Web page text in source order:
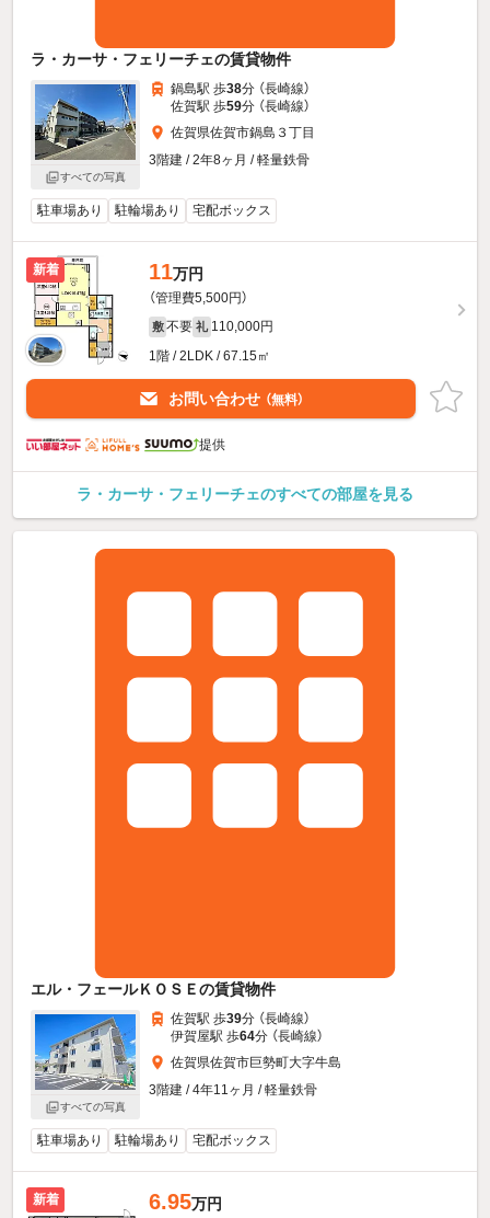
ラ・カーサ・フェリーチェの賃貸物件
すべての写真
鍋島駅 歩38分 （長崎線）
佐賀駅 歩59分 （長崎線）
佐賀県佐賀市鍋島３丁目
3階建 / 2年8ヶ月 / 軽量鉄骨
駐車場あり 駐輪場あり 宅配ボックス
新着 11万円
（管理費5,500円）
敷 不要 礼 110,000円
1階 / 2LDK / 67.15㎡
お問い合わせ （無料）
提供
ラ・カーサ・フェリーチェのすべての部屋を見る
エル・フェールＫＯＳＥの賃貸物件
すべての写真
佐賀駅 歩39分 （長崎線）
伊賀屋駅 歩64分 （長崎線）
佐賀県佐賀市巨勢町大字牛島
3階建 / 4年11ヶ月 / 軽量鉄骨
駐車場あり 駐輪場あり 宅配ボックス
新着 6.95万円